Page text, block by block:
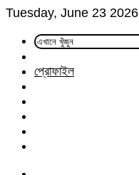
Tuesday, June 23 2026
Article
প্রোফাইল